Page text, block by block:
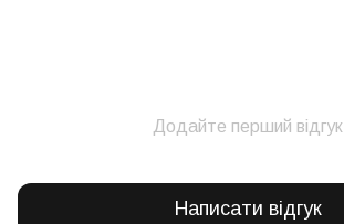
Додайте перший відгук
Написати відгук